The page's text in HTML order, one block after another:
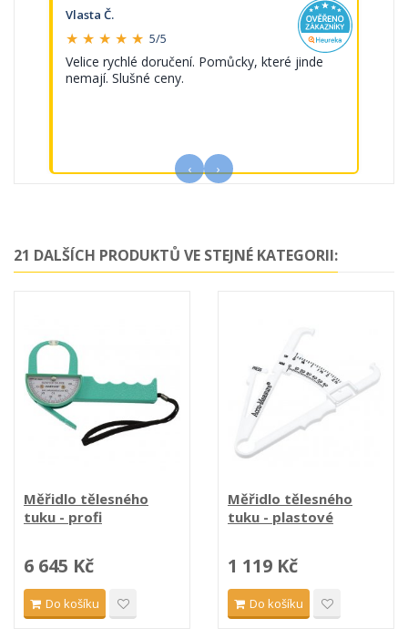
Vlasta Č.
★ ★ ★ ★ ★ 5/5
Velice rychlé doručení. Pomůcky, které jinde
nemají. Slušné ceny.
‹ ›
21 DALŠÍCH PRODUKTŮ VE STEJNÉ KATEGORII:
Měřidlo tělesného
tuku - profi
6 645 Kč
Do košíku
Měřidlo tělesného
tuku - plastové
1 119 Kč
Do košíku